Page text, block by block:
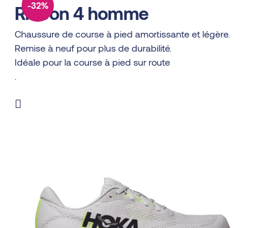
Rincon 4 homme
Chaussure de course à pied amortissante et légère.
Remise à neuf pour plus de durabilité.
Idéale pour la course à pied sur route
-32%